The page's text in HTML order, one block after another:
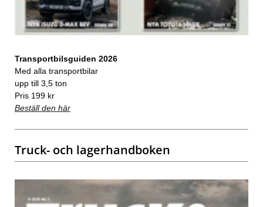
Transportbilsguiden 2026
Med alla transportbilar
upp till 3,5 ton
Pris 199 kr
Beställ den här
Truck- och lagerhandboken